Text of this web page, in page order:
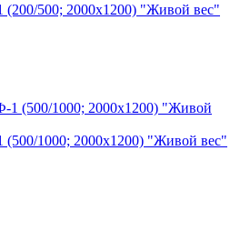
500; 2000х1200) "Живой вес"
1000; 2000х1200) "Живой вес"